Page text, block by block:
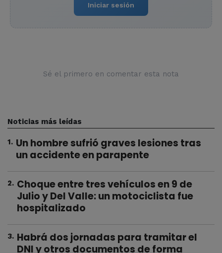
Iniciar sesión
Sé el primero en comentar esta nota
Noticias más leídas
1. Un hombre sufrió graves lesiones tras
un accidente en parapente
2. Choque entre tres vehículos en 9 de
Julio y Del Valle: un motociclista fue
hospitalizado
3. Habrá dos jornadas para tramitar el
DNI y otros documentos de forma